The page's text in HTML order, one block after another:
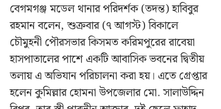
বেগমগঞ্জ মডেল থানার পরিদর্শক (তদন্ত) হাবিবুর
রহমান বলেন, শুক্রবার (৭ আগস্ট) বিকালে
চৌমুহনী পৌরসভার কিসমত করিমপুরের রাবেয়া
হাসপাতালের পাশে একটি আবাসিক ভবনের দ্বিতীয়
তলায় এ অভিযান পরিচালনা করা হয়। এতে গ্রেপ্তার
হলেন কুমিল্লার হোমনা উপজেলার মো. সালাউদ্দিন